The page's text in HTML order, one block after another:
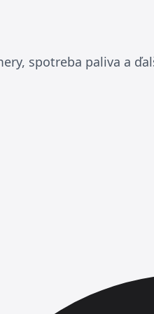
spotreba paliva a